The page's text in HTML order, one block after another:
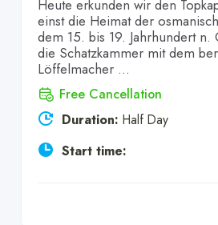
Heute erkunden wir den
einst die Heimat der
dem 15. bis 19. Jahrhundert n.
die Schatzkammer mit dem
Löffelmacher ...
Free Cancellation
Duration: Half Day
Start time: